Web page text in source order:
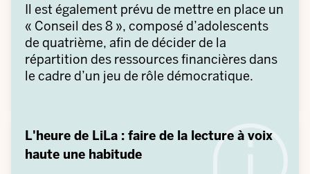
Il est également prévu de mettre en place un
« Conseil des 8 », composé d’adolescents
de quatrième, afin de décider de la
répartition des ressources financières dans
le cadre d’un jeu de rôle démocratique.
L'heure de LiLa : faire de la lecture à voix
haute une habitude